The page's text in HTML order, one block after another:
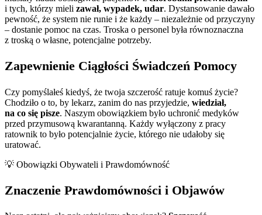
i tych, którzy mieli zawał, wypadek, udar. Dystansowanie dawało
pewność, że system nie runie i że każdy – niezależnie od przyczyny
– dostanie pomoc na czas. Troska o personel była równoznaczna
z troską o własne, potencjalne potrzeby.
Zapewnienie Ciągłości Świadczeń Pomocy
Czy pomyślałeś kiedyś, że twoja szczerość ratuje komuś życie?
Chodziło o to, by lekarz, zanim do nas przyjedzie, wiedział,
na co się pisze. Naszym obowiązkiem było uchronić medyków
przed przymusową kwarantanną. Każdy wyłączony z pracy
ratownik to było potencjalnie życie, którego nie udałoby się
uratować.
💡 Obowiązki Obywateli i Prawdomówność
Znaczenie Prawdomówności i Objawów